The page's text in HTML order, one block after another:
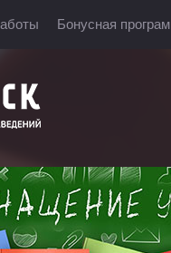
Бонусная